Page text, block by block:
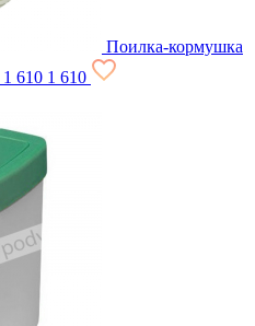
Поилка-кормушка
1 610 1 610